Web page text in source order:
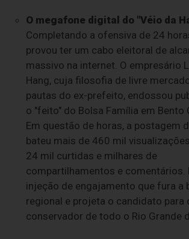
O megafone digital do "Véio da
Completando a ofensiva de 24
provou ter um cabo eleitoral de
massivo na internet. O empresário
Hang, cuja filosofia de livre
pautas do ex-prefeito, endossou
o "feito" do Bolsa Família em Bento
Em questão de horas, a postagem
bateu mais de 460 mil
24 mil curtidas e milhares de
compartilhamentos e comentários.
injeção de engajamento que fura a
regional e projeta o candidato para
conservador de todo o Rio Grande